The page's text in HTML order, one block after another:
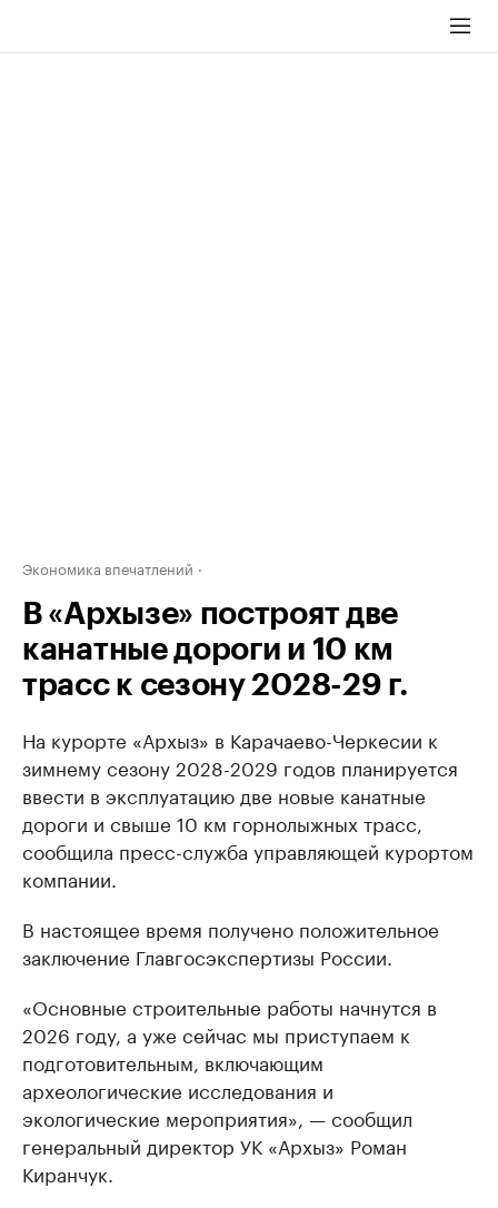
Экономика впечатлений
В «Архызе» построят две
канатные дороги и 10 км
трасс к сезону 2028-29 г.
На курорте «Архыз» в Карачаево-Черкесии к
зимнему сезону 2028-2029 годов планируется
ввести в эксплуатацию две новые канатные
дороги и свыше 10 км горнолыжных трасс,
сообщила пресс-служба управляющей курортом
компании.
В настоящее время получено положительное
заключение Главгосэкспертизы России.
«Основные строительные работы начнутся в
2026 году, а уже сейчас мы приступаем к
подготовительным, включающим
археологические исследования и
экологические мероприятия», — сообщил
генеральный директор УК «Архыз» Роман
Киранчук.